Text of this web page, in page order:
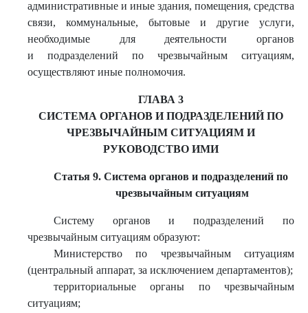
административные и иные здания, помещения, средства
связи, коммунальные, бытовые и другие услуги,
необходимые для деятельности органов
и подразделений по чрезвычайным ситуациям,
осуществляют иные полномочия.
ГЛАВА 3
СИСТЕМА ОРГАНОВ И ПОДРАЗДЕЛЕНИЙ ПО
ЧРЕЗВЫЧАЙНЫМ СИТУАЦИЯМ И
РУКОВОДСТВО ИМИ
Статья 9. Система органов и подразделений по
чрезвычайным ситуациям
Систему органов и подразделений по
чрезвычайным ситуациям образуют:
Министерство по чрезвычайным ситуациям
(центральный аппарат, за исключением департаментов);
территориальные органы по чрезвычайным
ситуациям;